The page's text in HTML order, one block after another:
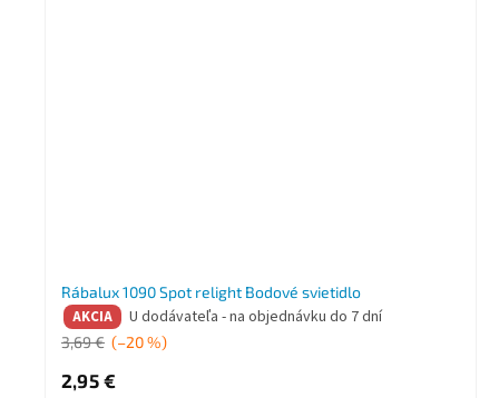
Rábalux 1090 Spot relight Bodové svietidlo
AKCIA U dodávateľa - na objednávku do 7 dní
3,69 € (–20 %)
2,95 €